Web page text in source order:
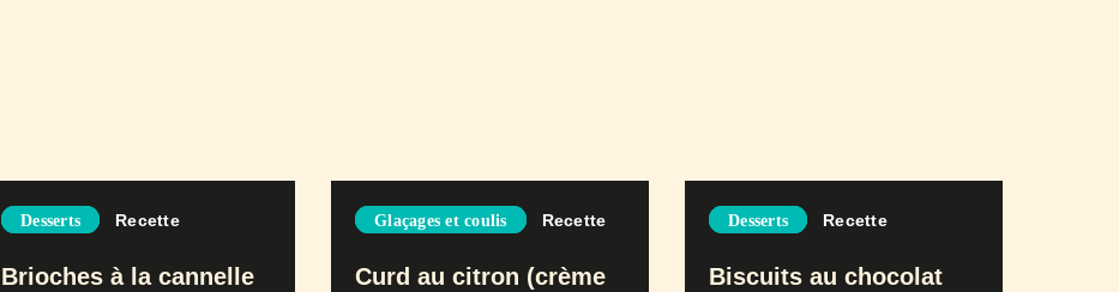
Desserts Recette
Brioches à la cannelle
Glaçages et coulis Recette
Curd au citron (crème
Desserts Recette
Biscuits au chocolat